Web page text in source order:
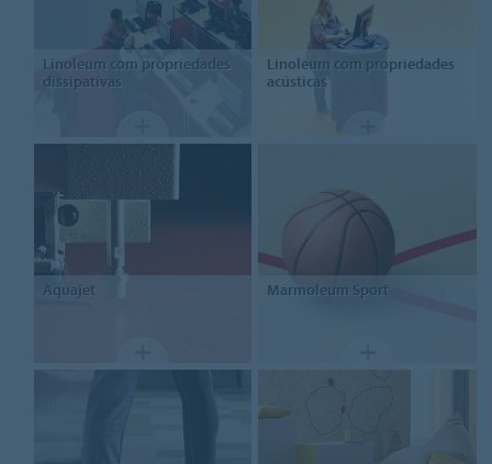
Linoleum com propriedades
dissipativas
Linoleum com propriedades
acústicas
Aquajet Marmoleum Sport